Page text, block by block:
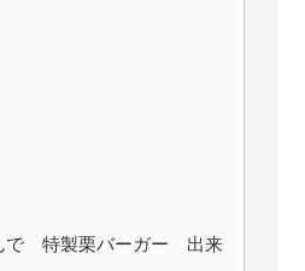
で 特製栗バーガー 出来